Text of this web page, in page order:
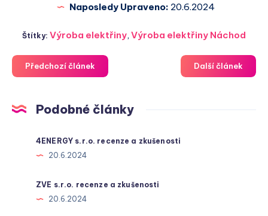
Naposledy Upraveno: 20.6.2024
Štítky:Výroba elektřiny,Výroba elektřiny Náchod
Předchozí článek Další článek
Podobné články
4ENERGY s.r.o. recenze a zkušenosti
20.6.2024
ZVE s.r.o. recenze a zkušenosti
20.6.2024